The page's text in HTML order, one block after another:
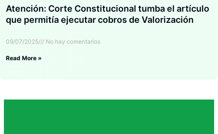
Atención: Corte Constitucional tumba el artículo
que permitía ejecutar cobros de Valorización
09/07/2025 No hay comentarios
Read More »